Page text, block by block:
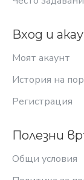
Вход и
Моят акаунт
История на
Регистрация
Полезни
Общи условия